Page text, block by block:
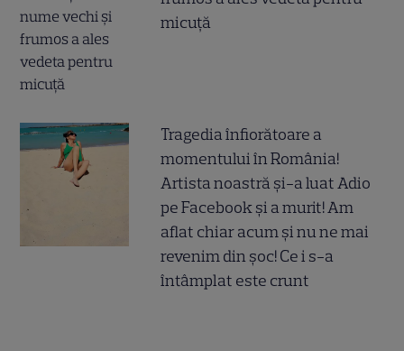
micuță
Tragedia înfiorătoare a
momentului în România!
Artista noastră și-a luat Adio
pe Facebook și a murit! Am
aflat chiar acum și nu ne mai
revenim din șoc! Ce i s-a
întâmplat este crunt